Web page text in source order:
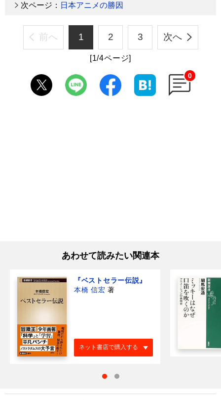
次ページ： 日本アニメの勝因
前へ 1 2 3 次へ
[1/4ページ]
0
あわせて読みたい関連本
『ベストセラー伝説』
本橋 信宏 著
ネット書店で購入する